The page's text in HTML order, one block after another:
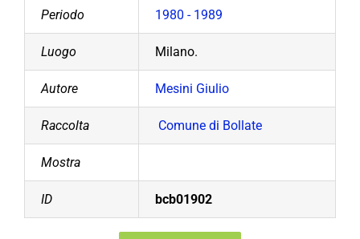
Periodo 1980 - 1989
Luogo Milano.
Autore Mesini Giulio
Raccolta Comune di Bollate
Mostra
ID bcb01902